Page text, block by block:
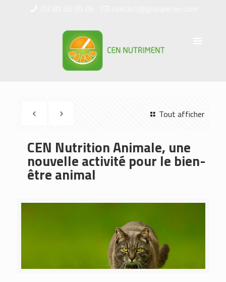
Tout afficher
CEN Nutrition Animale, une
nouvelle activité pour le bien-
être animal